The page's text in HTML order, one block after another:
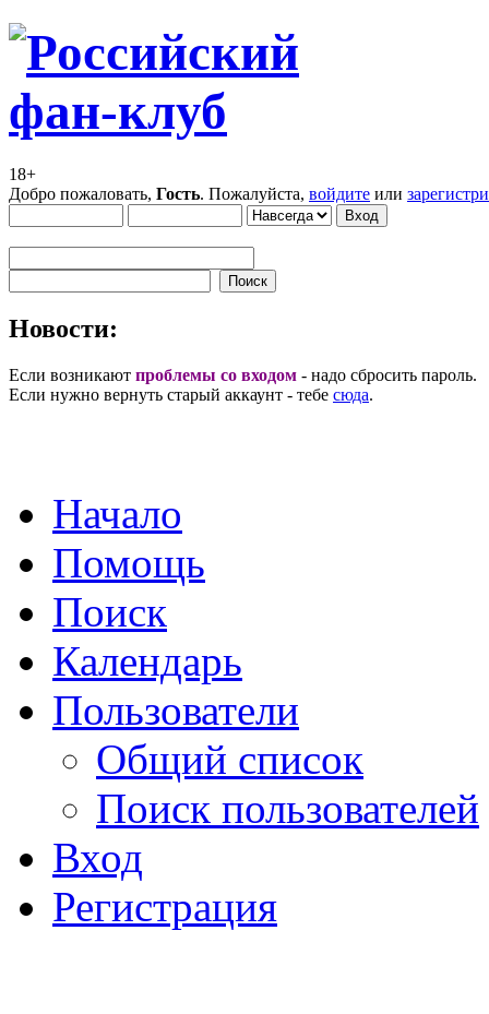
18+
Добро пожаловать, Гость. Пожалуйста, войдите или
Новости:
Если возникают проблемы со входом - надо сбросить пароль.
Если нужно вернуть старый аккаунт - тебе сюда.
Начало
Помощь
Поиск
Календарь
Пользователи
Общий список
Поиск пользователей
Вход
Регистрация